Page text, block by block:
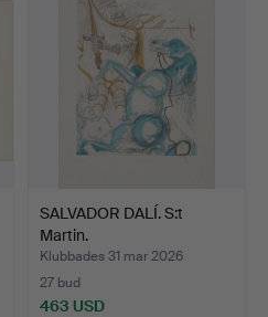
SALVADOR DALÍ. S:t
Martin.
Klubbades 31 mar 2026
27 bud
463 USD